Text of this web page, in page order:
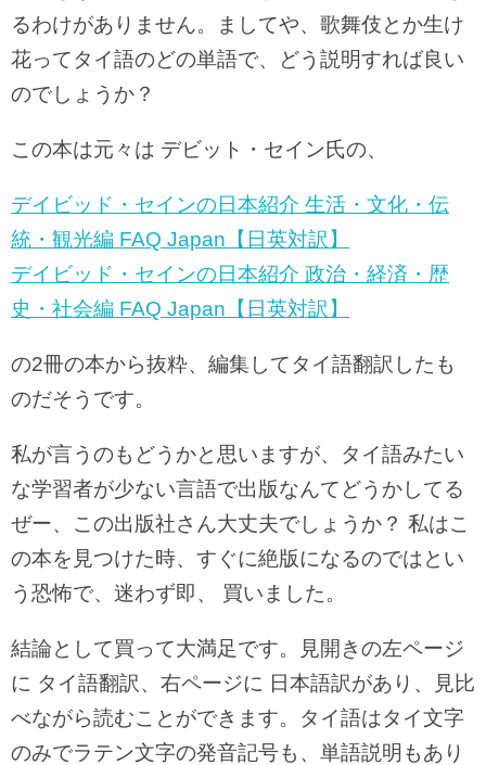
るわけがありません。ましてや、歌舞伎とか生け
花ってタイ語のどの単語で、どう説明すれば良い
のでしょうか？
この本は元々は デビット・セイン氏の、
デイビッド・セインの日本紹介 生活・文化・伝
統・観光編 FAQ Japan【日英対訳】
デイビッド・セインの日本紹介 政治・経済・歴
史・社会編 FAQ Japan【日英対訳】
の2冊の本から抜粋、編集してタイ語翻訳したも
のだそうです。
私が言うのもどうかと思いますが、タイ語みたい
な学習者が少ない言語で出版なんてどうかしてる
ぜー、この出版社さん大丈夫でしょうか？ 私はこ
の本を見つけた時、すぐに絶版になるのではとい
う恐怖で、迷わず即、 買いました。
結論として買って大満足です。見開きの左ページ
に タイ語翻訳、右ページに 日本語訳があり、見比
べながら読むことができます。タイ語はタイ文字
のみでラテン文字の発音記号も、単語説明もあり